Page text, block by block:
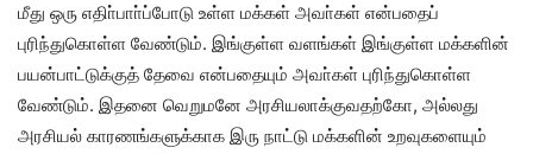
மீது ஒரு எதிா்பாா்ப்போடு உள்ள மக்கள் அவா்கள் என்பதைப்
புரிந்துகொள்ள வேண்டும். இங்குள்ள வளங்கள் இங்குள்ள மக்களின்
பயன்பாட்டுக்குத் தேவை என்பதையும் அவா்கள் புரிந்துகொள்ள
வேண்டும். இதனை வெறுமனே அரசியலாக்குவதற்கோ, அல்லது
அரசியல் காரணங்களுக்காக இரு நாட்டு மக்களின் உறவுகளையும்